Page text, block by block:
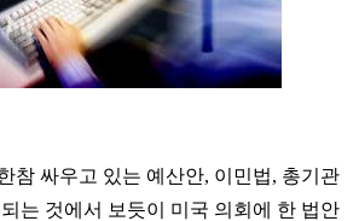
참 싸우고 있는 예산안, 이민법, 총기관
되는 것에서 보듯이 미국 의회에 한 법안